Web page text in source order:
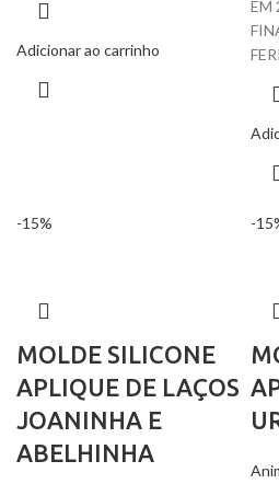
Adicionar ao carrinho
EM
-15%
MOLDE SILICONE
APLIQUE DE LAÇOS
JOANINHA E
ABELHINHA
-